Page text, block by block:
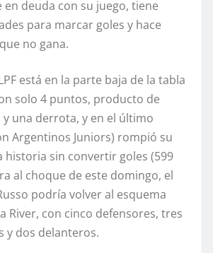
en deuda con su juego, tiene
para marcar goles y hace
no gana.
está en la parte baja de la tabla
solo 4 puntos, producto de
una derrota, y en el último
Argentinos Juniors) rompió su
historia sin convertir goles (599
al choque de este domingo, el
podría volver al esquema
River, con cinco defensores, tres
y dos delanteros.